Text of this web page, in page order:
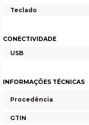
Teclado
CONECTIVIDADE
USB
INFORMAÇÕES TÉCNICAS
Procedência
GTIN